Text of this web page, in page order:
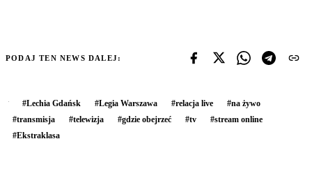
PODAJ TEN NEWS DALEJ:
#Lechia Gdańsk #Legia Warszawa #relacja live #na żywo
#transmisja #telewizja #gdzie obejrzeć #tv #stream online
#Ekstraklasa